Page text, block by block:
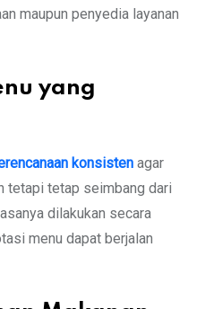
maupun penyedia layanan
yang
konsisten agar
tetapi tetap seimbang dari
dilakukan secara
menu dapat berjalan